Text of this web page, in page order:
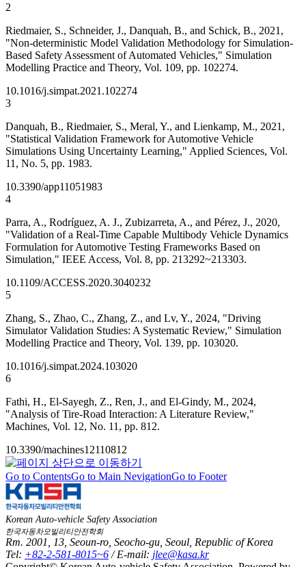
2
Riedmaier, S., Schneider, J., Danquah, B., and Schick, B., 2021,
"Non-deterministic Model Validation Methodology for Simulation-
Based Safety Assessment of Automated Vehicles," Simulation
Modelling Practice and Theory, Vol. 109, pp. 102274.
10.1016/j.simpat.2021.102274
3
Danquah, B., Riedmaier, S., Meral, Y., and Lienkamp, M., 2021,
"Statistical Validation Framework for Automotive Vehicle
Simulations Using Uncertainty Learning," Applied Sciences, Vol.
11, No. 5, pp. 1983.
10.3390/app11051983
4
Parra, A., Rodríguez, A. J., Zubizarreta, A., and Pérez, J., 2020,
"Validation of a Real-Time Capable Multibody Vehicle Dynamics
Formulation for Automotive Testing Frameworks Based on
Simulation," IEEE Access, Vol. 8, pp. 213292~213303.
10.1109/ACCESS.2020.3040232
5
Zhang, S., Zhao, C., Zhang, Z., and Lv, Y., 2024, "Driving
Simulator Validation Studies: A Systematic Review," Simulation
Modelling Practice and Theory, Vol. 139, pp. 103020.
10.1016/j.simpat.2024.103020
6
Fathi, H., El-Sayegh, Z., Ren, J., and El-Gindy, M., 2024,
"Analysis of Tire-Road Interaction: A Literature Review,"
Machines, Vol. 12, No. 11, pp. 812.
10.3390/machines12110812
Go to ContentsGo to Main NevigationGo to Footer
Korean Auto-vehicle Safety Association
한국자동차모빌리티안전학회
Rm. 2001, 13, Seoun-ro, Seocho-gu, Seoul, Republic of Korea
Tel: +82-2-581-8015~6 / E-mail: jlee@kasa.kr